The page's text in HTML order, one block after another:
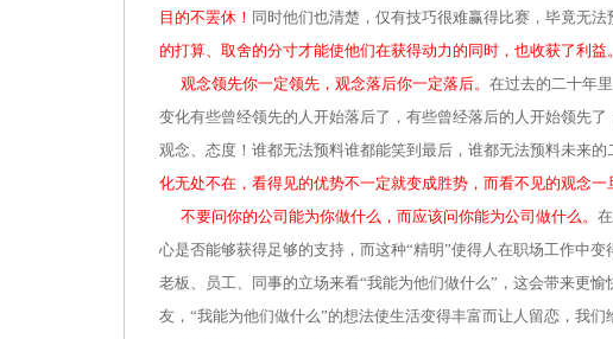
目的不罢休！ 同时他们也清楚，仅有技巧很难赢得比赛，毕竟无法
的打算、取舍的分寸才能使他们在获得动力的同时，也收获了利益。
观念领先你一定领先，观念落后你一定落后。 在过去的二十年
变化有些曾经领先的人开始落后了，有些曾经落后的人开始领先
观念、态度！谁都无法预料谁都能笑到最后，谁都无法预料未来
化无处不在，看得见的优势不一定就变成胜势，而看不见的观念一
不要问你的公司能为你做什么，而应该问你能为公司做什么。
心是否能够获得足够的支持，而这种“精明”使得人在职场工作中变
老板、员工、同事的立场来看“我能为他们做什么”，这会带来更
友，“我能为他们做什么”的想法使生活变得丰富而让人留恋，我们